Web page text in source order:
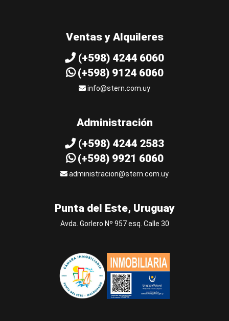
Ventas y Alquileres
(+598) 4244 6060
(+598) 9124 6060
info@stern.com.uy
Administración
(+598) 4244 2583
(+598) 9921 6060
administracion@stern.com.uy
Punta del Este, Uruguay
Avda. Gorlero Nº 957 esq. Calle 30